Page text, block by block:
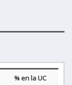
% en la UC